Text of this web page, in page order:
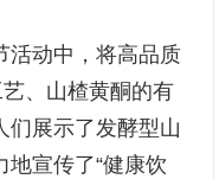
动中，将高品质
、山楂黄酮的有
们展示了发酵型山
宣传了“健康饮